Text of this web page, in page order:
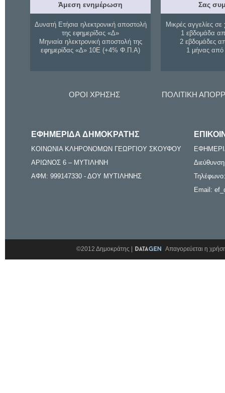
Άμεση ενημέρωση
Δυνατή Ετήσια ηλεκτρονική αποστολή
της εφημερίδας «Δ»
Μηνιαία ηλεκτρονική αποστολή της
εφημερίδας «Δ» 10Ε (+4% Φ.Π.Α)
Σας
Μικρές αγγελίες σε
1 εβδομάδα
2 εβδομάδες
1 μήνας
ΟΡΟΙ ΧΡΗΣΗΣ ΠΟΛΙΤΙΚΗ
ΕΦΗΜΕΡΙΔΑ ΔΗΜΟΚΡΑΤΗΣ
ΚΟΙΝΩΝΙΑ ΚΛΗΡΟΝΟΜΩΝ ΓΕΩΡΓΙΟΥ ΣΚΟΥΦΟΥ
ΑΡΙΩΝΟΣ 6 – ΜΥΤΙΛΗΝΗ
ΑΦΜ: 999147330 - ΔΟΥ ΜΥΤΙΛΗΝΗΣ
Email:
©2012 Δημοκράτης | Απαγορεύεται η